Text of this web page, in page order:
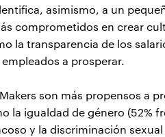
asimismo, a un
comprometidos en crear
la transparencia de los
a prosperar.
son más propensos a
la igualdad de género (52%
y la discriminación